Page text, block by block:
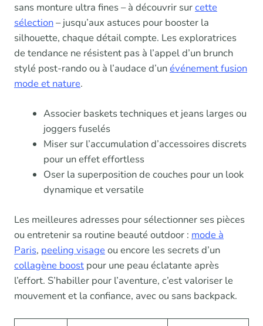
sans monture ultra fines – à découvrir surcette
sélection– jusqu’aux astuces pour booster la
silhouette, chaque détail compte. Les exploratrices
de tendance ne résistent pas à l’appel d’un brunch
stylé post-rando ou à l’audace d’unévénement fusion
mode et nature.
Associer baskets techniques et jeans larges ou
joggers fuselés
Miser sur l’accumulation d’accessoires discrets
pour un effet effortless
Oser la superposition de couches pour un look
dynamique et versatile
Les meilleures adresses pour sélectionner ses pièces
ou entretenir sa routine beauté outdoor : mode à
Paris, peeling visage ou encore les secrets d’un
collagène boost pour une peau éclatante après
l’effort. S’habiller pour l’aventure, c’est valoriser le
mouvement et la confiance, avec ou sans backpack.